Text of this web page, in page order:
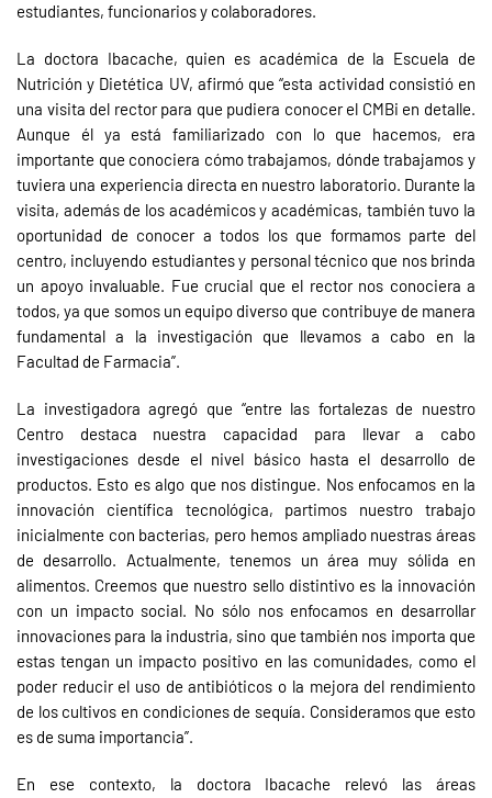
estudiantes, funcionarios y colaboradores.
La doctora Ibacache, quien es académica de la Escuela de
Nutrición y Dietética UV, afirmó que “esta actividad consistió en
una visita del rector para que pudiera conocer el CMBi en detalle.
Aunque él ya está familiarizado con lo que hacemos, era
importante que conociera cómo trabajamos, dónde trabajamos y
tuviera una experiencia directa en nuestro laboratorio. Durante la
visita, además de los académicos y académicas, también tuvo la
oportunidad de conocer a todos los que formamos parte del
centro, incluyendo estudiantes y personal técnico que nos brinda
un apoyo invaluable. Fue crucial que el rector nos conociera a
todos, ya que somos un equipo diverso que contribuye de manera
fundamental a la investigación que llevamos a cabo en la
Facultad de Farmacia”.
La investigadora agregó que “entre las fortalezas de nuestro
Centro destaca nuestra capacidad para llevar a cabo
investigaciones desde el nivel básico hasta el desarrollo de
productos. Esto es algo que nos distingue. Nos enfocamos en la
innovación científica tecnológica, partimos nuestro trabajo
inicialmente con bacterias, pero hemos ampliado nuestras áreas
de desarrollo. Actualmente, tenemos un área muy sólida en
alimentos. Creemos que nuestro sello distintivo es la innovación
con un impacto social. No sólo nos enfocamos en desarrollar
innovaciones para la industria, sino que también nos importa que
estas tengan un impacto positivo en las comunidades, como el
poder reducir el uso de antibióticos o la mejora del rendimiento
de los cultivos en condiciones de sequía. Consideramos que esto
es de suma importancia”.
En ese contexto, la doctora Ibacache relevó las áreas